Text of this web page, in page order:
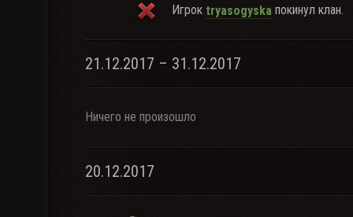
Игрок tryasogyska покинул клан.
21.12.2017 – 31.12.2017
Ничего не произошло
20.12.2017